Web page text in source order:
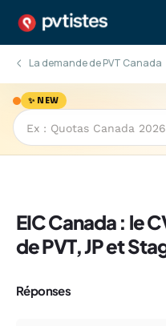
La demande de PVT Canada
✨ NEW
EIC Canada : le
de PVT, JP et
Réponses